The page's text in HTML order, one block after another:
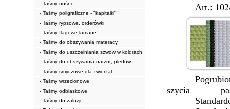
- Taśmy nośne
- Taśmy poligraficzne - "kapitałki"
- Taśmy rypsowe, orderówki
- Taśmy flagowe łamane
- Taśmy do obszywania materacy
- Taśmy do uszczelniania szwów w kołdrach
- Taśmy do obszywania narzut, pledów
- Taśmy smyczowe dla zwierząt
- Taśmy wrzecionowe
- Taśmy odblaskowe
- Taśmy do żaluzji
Art.: 102/
Pogrubiona,
szycia